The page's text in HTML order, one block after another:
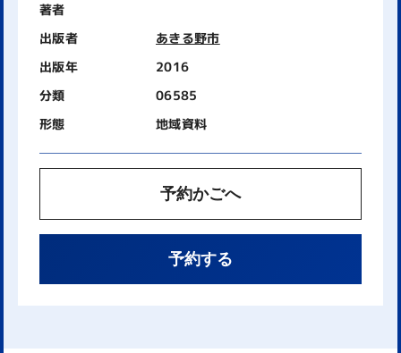
著者
出版者
あきる野市
出版年
2016
分類
06585
形態
地域資料
予約かごへ
予約する